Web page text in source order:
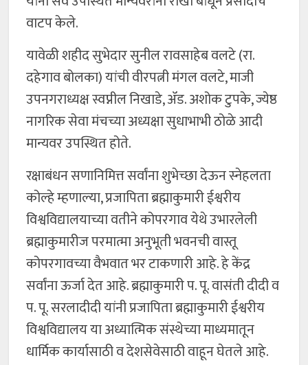
वाटप केले.
यावेळी शहीद सुभेदार सुनील रावसाहेब वलटे (रा.
दहेगाव बोलका) यांची वीरपत्नी मंगल वलटे, माजी
उपनगराध्यक्ष स्वप्नील निखाडे, ॲड. अशोक टुपके, ज्येष्ठ
नागरिक सेवा मंचच्या अध्यक्षा सुधाभाभी ठोळे आदी
मान्यवर उपस्थित होते.
रक्षाबंधन सणानिमित्त सर्वांना शुभेच्छा देऊन स्नेहलता
कोल्हे म्हणाल्या, प्रजापिता ब्रह्माकुमारी ईश्वरीय
विश्वविद्यालयाच्या वतीने कोपरगाव येथे उभारलेली
ब्रह्माकुमारीज परमात्मा अनुभूती भवनची वास्तू
कोपरगावच्या वैभवात भर टाकणारी आहे. हे केंद्र
सर्वांना ऊर्जा देत आहे. ब्रह्माकुमारी प. पू. वासंती दीदी व
प. पू. सरलादीदी यांनी प्रजापिता ब्रह्माकुमारी ईश्वरीय
विश्वविद्यालय या अध्यात्मिक संस्थेच्या माध्यमातून
धार्मिक कार्यासाठी व देशसेवेसाठी वाहून घेतले आहे.